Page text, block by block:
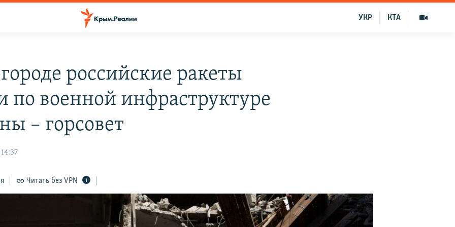
КТА
УКР
российские ракеты
по военной инфраструктуре
– горсовет
Читать без VPN